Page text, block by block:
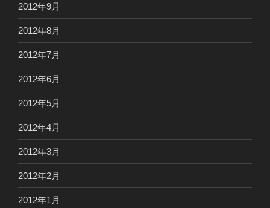
2012年9月
2012年8月
2012年7月
2012年6月
2012年5月
2012年4月
2012年3月
2012年2月
2012年1月